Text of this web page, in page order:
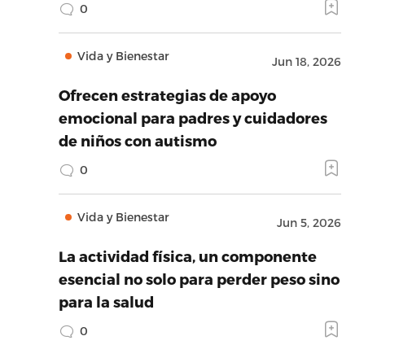
0
Vida y Bienestar Jun 18, 2026
Ofrecen estrategias de apoyo
emocional para padres y cuidadores
de niños con autismo
0
Vida y Bienestar Jun 5, 2026
La actividad física, un componente
esencial no solo para perder peso sino
para la salud
0